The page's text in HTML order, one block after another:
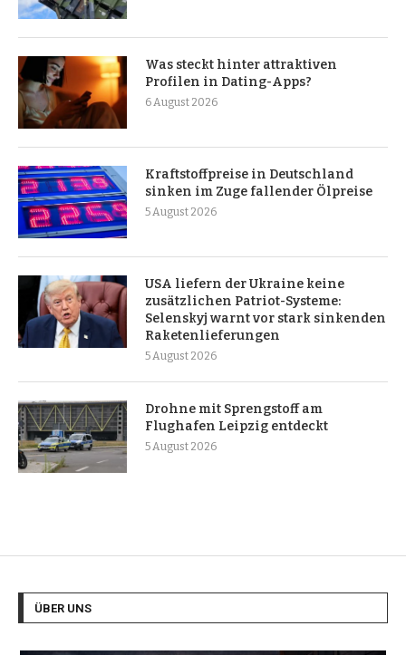
Was steckt hinter attraktiven
Profilen in Dating-Apps?
6 August 2026
Kraftstoffpreise in Deutschland
sinken im Zuge fallender Ölpreise
5 August 2026
USA liefern der Ukraine keine
zusätzlichen Patriot-Systeme:
Selenskyj warnt vor stark sinkenden
Raketenlieferungen
5 August 2026
Drohne mit Sprengstoff am
Flughafen Leipzig entdeckt
5 August 2026
ÜBER UNS